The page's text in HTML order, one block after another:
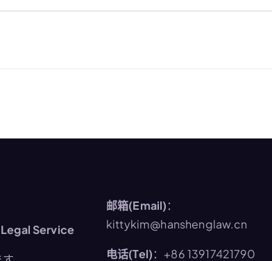
Service
邮箱(Email)：
kittykim@hanshenglaw.cn
电话(Tel)：+86 13917421790